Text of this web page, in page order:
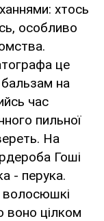
хтось
особливо
це
на
час
пильної
На
Гоші
- перука.
волосюшкі
воно цілком